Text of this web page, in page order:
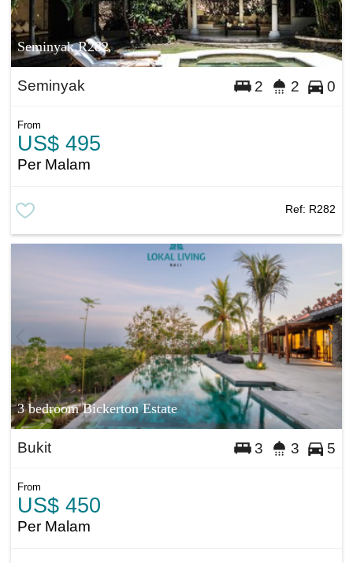
Seminyak R282
Seminyak 2 2 0
From
US$ 495
Per Malam
Ref: R282
3 bedroom Bickerton Estate
Bukit 3 3 5
From
US$ 450
Per Malam